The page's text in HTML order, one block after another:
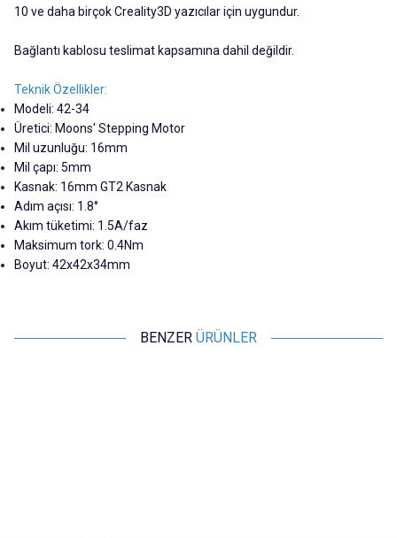
10 ve daha birçok Creality3D yazıcılar için uygundur.
Bağlantı kablosu teslimat kapsamına dahil değildir.
Teknik Özellikler:
Modeli: 42-34
Üretici: Moons' Stepping Motor
Mil uzunluğu: 16mm
Mil çapı: 5mm
Kasnak: 16mm GT2 Kasnak
Adım açısı: 1.8°
Akım tüketimi: 1.5A/faz
Maksimum tork: 0.4Nm
Boyut: 42x42x34mm
BENZER ÜRÜNLER